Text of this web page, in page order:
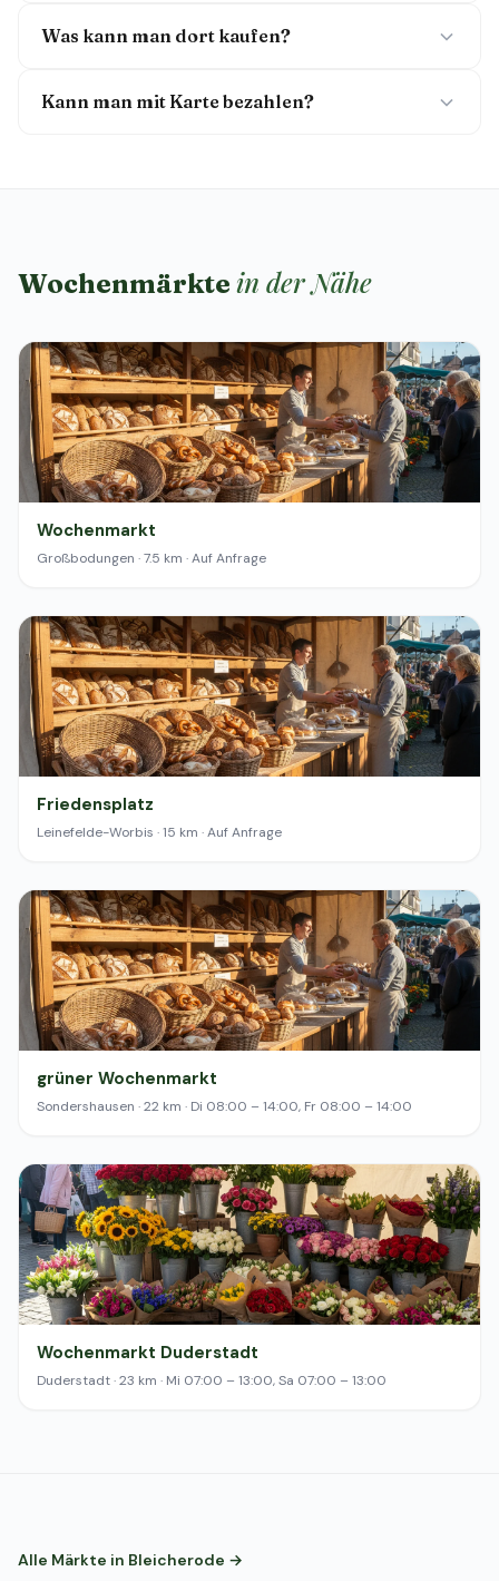
Was kann man dort kaufen?
Kann man mit Karte bezahlen?
Wochenmärkte in der Nähe
Wochenmarkt
Großbodungen · 7.5 km · Auf Anfrage
Friedensplatz
Leinefelde-Worbis · 15 km · Auf Anfrage
grüner Wochenmarkt
Sondershausen · 22 km · Di 08:00 – 14:00, Fr 08:00 – 14:00
Wochenmarkt Duderstadt
Duderstadt · 23 km · Mi 07:00 – 13:00, Sa 07:00 – 13:00
Alle Märkte in Bleicherode →